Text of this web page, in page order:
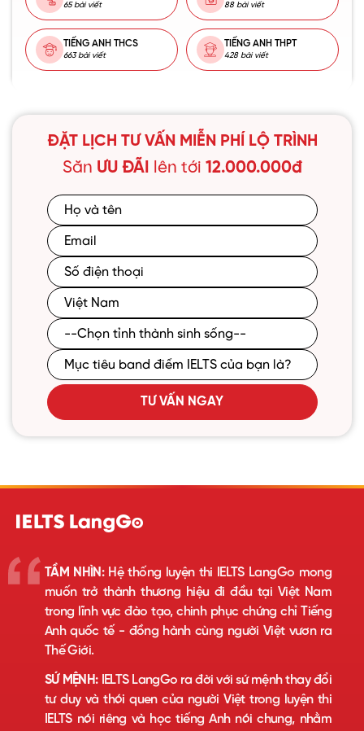
65 bài viết 88 bài viết
TIẾNG ANH THCS
663 bài viết
TIẾNG ANH THPT
428 bài viết
ĐẶT LỊCH TƯ VẤN MIỄN PHÍ LỘ TRÌNH
Săn ƯU ĐÃI lên tới 12.000.000đ
TƯ VẤN NGAY
TẦM NHÌN:Hệ thống luyện thi IELTS LangGo mong
muốn trở thành thương hiệu đi đầu tại Việt Nam
trong lĩnh vực đào tạo, chinh phục chứng chỉ Tiếng
Anh quốc tế - đồng hành cùng người Việt vươn ra
Thế Giới.
SỨ MỆNH:IELTS LangGo ra đời với sứ mệnh thay đổi
tư duy và thói quen của người Việt trong luyện thi
IELTS nói riêng và học tiếng Anh nói chung, nhằm